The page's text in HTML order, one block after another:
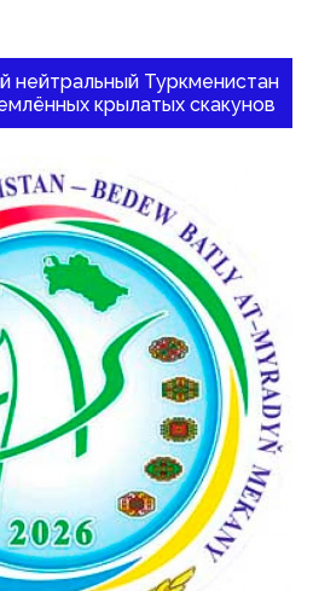
нейтральный Туркменистан
крылатых скакунов